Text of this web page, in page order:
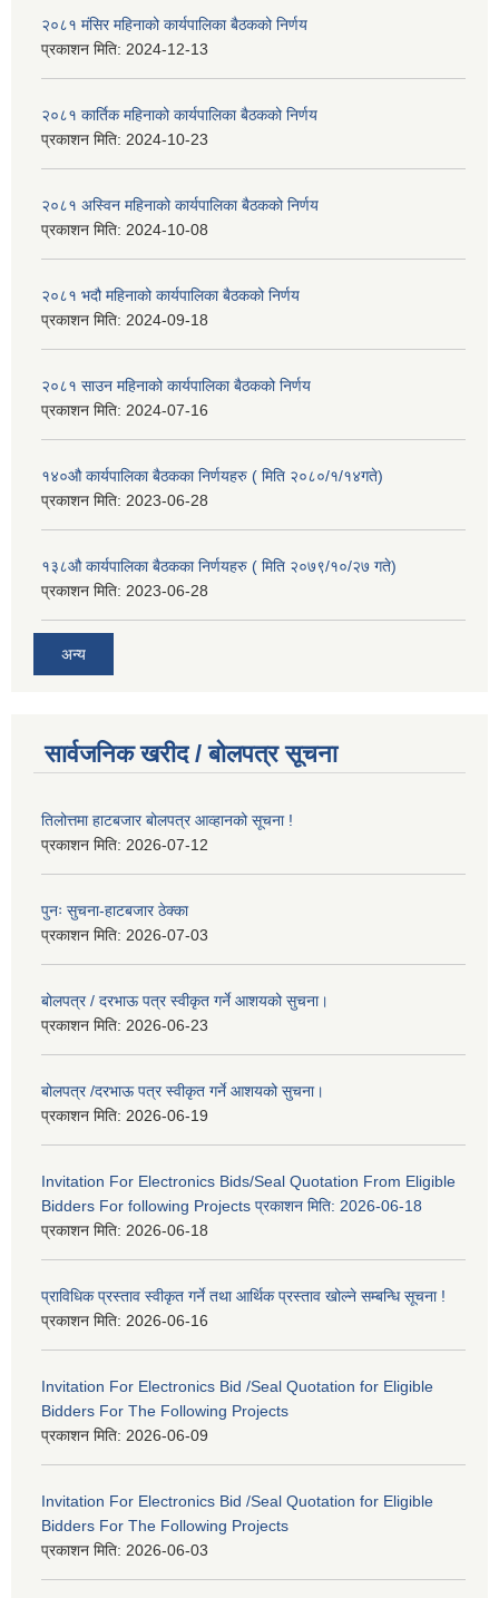
२०८१ मंसिर महिनाको कार्यपालिका बैठकको निर्णय
प्रकाशन मिति: 2024-12-13
२०८१ कार्तिक महिनाको कार्यपालिका बैठकको निर्णय
प्रकाशन मिति: 2024-10-23
२०८१ अस्विन महिनाको कार्यपालिका बैठकको निर्णय
प्रकाशन मिति: 2024-10-08
२०८१ भदौ महिनाको कार्यपालिका बैठकको निर्णय
प्रकाशन मिति: 2024-09-18
२०८१ साउन महिनाको कार्यपालिका बैठकको निर्णय
प्रकाशन मिति: 2024-07-16
१४०औ कार्यपालिका बैठकका निर्णयहरु ( मिति २०८०/१/१४गते)
प्रकाशन मिति: 2023-06-28
१३८औ कार्यपालिका बैठकका निर्णयहरु ( मिति २०७९/१०/२७ गते)
प्रकाशन मिति: 2023-06-28
अन्य
सार्वजनिक खरीद / बोलपत्र सूचना
तिलोत्तमा हाटबजार बोलपत्र आव्हानको सूचना !
प्रकाशन मिति: 2026-07-12
पुनः सुचना-हाटबजार ठेक्का
प्रकाशन मिति: 2026-07-03
बोलपत्र / दरभाऊ पत्र स्वीकृत गर्ने आशयको सुचना।
प्रकाशन मिति: 2026-06-23
बोलपत्र /दरभाऊ पत्र स्वीकृत गर्ने आशयको सुचना।
प्रकाशन मिति: 2026-06-19
Invitation For Electronics Bids/Seal Quotation From Eligible
Bidders For following Projects प्रकाशन मिति: 2026-06-18
प्रकाशन मिति: 2026-06-18
प्राविधिक प्रस्ताव स्वीकृत गर्ने तथा आर्थिक प्रस्ताव खोल्ने सम्बन्धि सूचना !
प्रकाशन मिति: 2026-06-16
Invitation For Electronics Bid /Seal Quotation for Eligible
Bidders For The Following Projects
प्रकाशन मिति: 2026-06-09
Invitation For Electronics Bid /Seal Quotation for Eligible
Bidders For The Following Projects
प्रकाशन मिति: 2026-06-03